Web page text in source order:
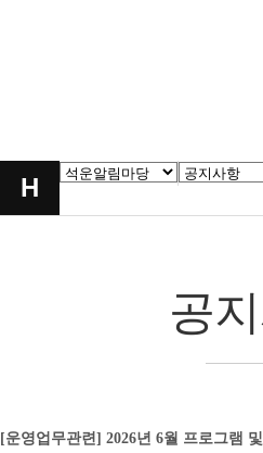
H
공
[운영업무관련] 2026년 6월 프로그램